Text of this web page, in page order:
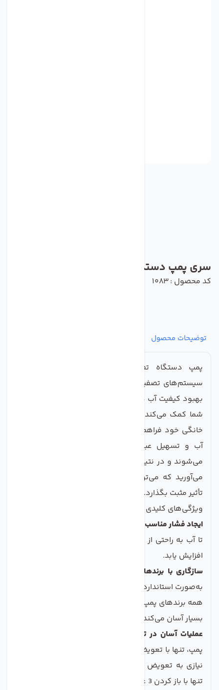
سری پمپ دستگاه تصفیه آب
کد محصول : 1083
توضیحات محصول
پمپ دستگاه تصفیه آب، یکی از اجزاء حیاتی در
سیستم‌های تصفیه آب خانگی است که نقش اساسی در
بهبود کیفیت آب دارد. این محصول با طراحی پیشرفته به
شما کمک می‌کند تا آب پاک و با کیفیتی را برای مصارف
خانگی خود فراهم کنید. پمپ‌ها به منظور افزایش فشار
آب و تسهیل عبور آن از فیلتر ممبران، به کار گرفته
می‌شوند و در نتیجه، آب با کیفیت و سلامت‌تری به دست
می‌آورید که می‌تواند بر سلامت و بهداشت خانواده‌تان
تأثیر مثبت بگذارد.
ویژگی‌های کلیدی پمپ دستگاه تصفیه آب
ایجاد فشار مناسب:
تا آب به راحتی از فیلتر ممبران عبور کند و کیفیت تصفیه
افزایش یابد.
سازگاری با برندهای مختلف:
به‌صورت استاندارد طراحی می‌شوند و قابلیت نصب بر روی
همه برندهای پمپ را دارند، که این امر انتخاب و تعویض را
بسیار آسان می‌کند.
عملیات آسان در تعویض:
پمپ، تنها با تعویض هد می‌توانید مشکل را برطرف کنید و
نیازی به تعویض کل پمپ نیست. این فرایند به راحتی و
تنها با باز کردن 3 عدد پیچ انجام می‌شود.